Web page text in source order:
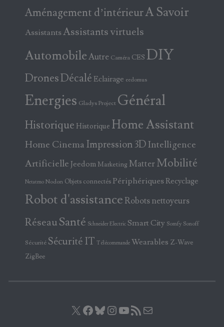
Aménagement d’intérieurA Savoir
AssistantsAssistants virtuels
AutomobileAutre Caméra CES DIY
DronesDécalé Eclairage eedomus
Energies Gladys Project Général
Historique Historique Home Assistant
Home Cinema Impression 3DIntelligence
Artificielle Jeedom Marketing Matter Mobilité
Netatmo Nodon Objets connectés PériphériquesRecyclage
Robot d'assistance Robots nettoyeurs
RéseauSanté Schneider Electric Smart City Somfy Sonoff
Sécurité Sécurité IT Télécommande Wearables Z-Wave
ZigBee
X Facebook
Bluesky
Instagram
YouTube
Flux RSS